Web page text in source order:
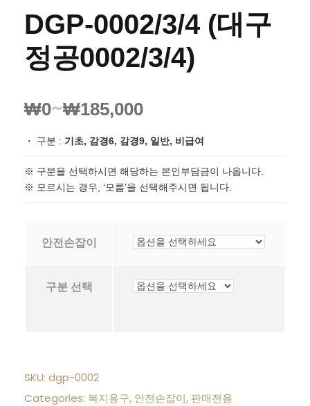
DGP-0002/3/4 (대구
정공0002/3/4)
₩0~₩185,000
・ 구분 : 기초, 감경6, 감경9, 일반, 비급여
※ 구분을 선택하시면 해당하는 본인부담금이 나옵니다.
※ 모르시는 경우, ‘모름’을 선택해주시면 됩니다.
안전손잡이
구분 선택
SKU: dgp-0002
Categories: 복지용구, 안전손잡이, 판매전용